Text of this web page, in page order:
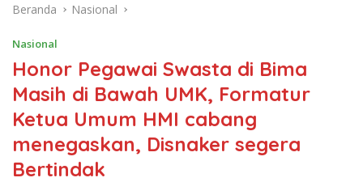
Beranda Nasional
Nasional
Honor Pegawai Swasta di Bima
Masih di Bawah UMK, Formatur
Ketua Umum HMI cabang
menegaskan, Disnaker segera
Bertindak